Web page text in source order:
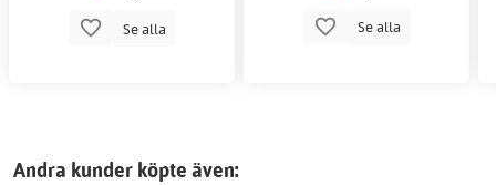
Se alla Se alla
Andra kunder köpte även: